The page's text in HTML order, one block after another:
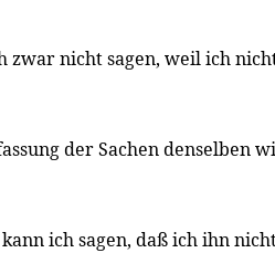
zwar nicht sagen, weil ich
der Sachen denselben
ich sagen, daß ich ihn